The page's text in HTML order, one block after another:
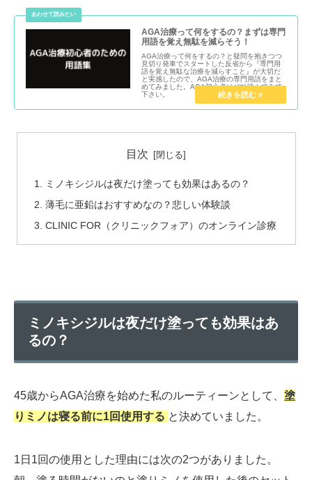
AGA治療って何をするの？まずは専門
用語を覚え無駄を減らそう！
AGA治療って何をするの？と疑問を抱きつつ
見切り発車でスタートした反省から『専門用
語を覚え無駄な治療を減らすこと』が大切だ
と実感したので、AGA治療の専門用語をまと
めてみました。AGA初心者はぜひ読んでみて
下さい。
目次
ミノキシジルは夜だけ塗っても効果はあるの？
薄毛に亜鉛はおすすめなの？悲しい体験談
CLINIC FOR（クリニックフォア）のオンライン診療
ミノキシジルは夜だけ塗っても効果はあ
るの？
45歳からAGA治療を始めた私のルーティーンとして、 塗
りミノは寝る前に1回使用する と決めていました。
1日1回の使用とした理由には次の2つがありました。